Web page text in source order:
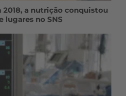
2018, a nutrição conquistou
lugares no SNS